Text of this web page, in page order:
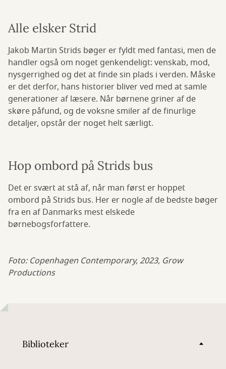
Alle elsker Strid
Jakob Martin Strids bøger er fyldt med fantasi, men de
handler også om noget genkendeligt: venskab, mod,
nysgerrighed og det at finde sin plads i verden. Måske
er det derfor, hans historier bliver ved med at samle
generationer af læsere. Når børnene griner af de
skøre påfund, og de voksne smiler af de finurlige
detaljer, opstår der noget helt særligt.
Hop ombord på Strids bus
Det er svært at stå af, når man først er hoppet
ombord på Strids bus. Her er nogle af de bedste bøger
fra en af Danmarks mest elskede
børnebogsforfattere.
Foto: Copenhagen Contemporary, 2023, Grow
Productions
Biblioteker